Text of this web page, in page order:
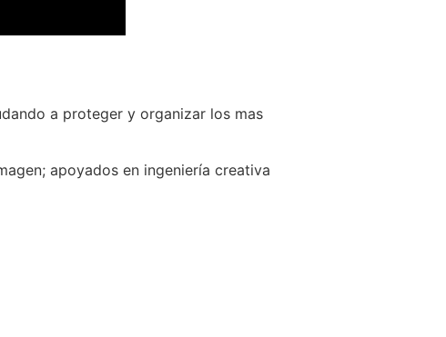
a proteger y organizar los mas
apoyados en ingeniería creativa